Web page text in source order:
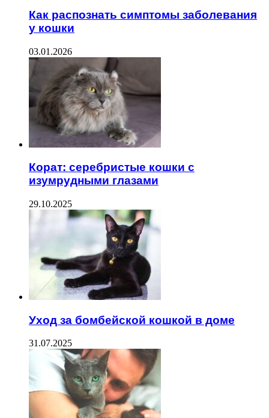
Как распознать симптомы заболевания
у кошки
03.01.2026
Корат: серебристые кошки с
изумрудными глазами
29.10.2025
Уход за бомбейской кошкой в доме
31.07.2025